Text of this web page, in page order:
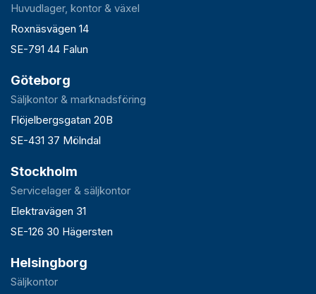
Huvudlager, kontor & växel
Roxnäsvägen 14
SE-791 44 Falun
Göteborg
Säljkontor & marknadsföring
Flöjelbergsgatan 20B
SE-431 37 Mölndal
Stockholm
Servicelager & säljkontor
Elektravägen 31
SE-126 30 Hägersten
Helsingborg
Säljkontor